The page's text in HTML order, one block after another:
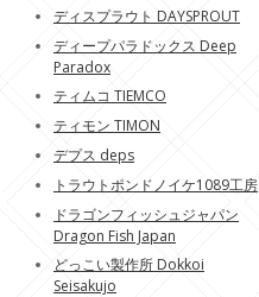
ディスプラウト DAYSPROUT
ディープパラドックス Deep
Paradox
ティムコ TIEMCO
ティモン TIMON
デプス deps
トラウトポンドノイケ1089工房
ドラゴンフィッシュジャパン
Dragon Fish Japan
どっこい製作所 Dokkoi
Seisakujo